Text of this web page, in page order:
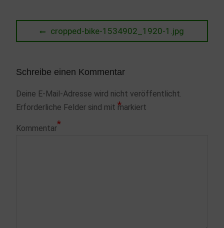
Beitragsnavigation
Previous
post:
cropped-bike-1534902_1920-1.jpg
Schreibe einen Kommentar
Deine E-Mail-Adresse wird nicht veröffentlicht.
Erforderliche Felder sind mit *
markiert
Kommentar*